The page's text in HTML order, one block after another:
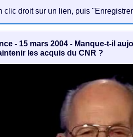
clic droit sur un lien, puis
- 15 mars 2004 - Manque-t-il
les acquis du CNR ?